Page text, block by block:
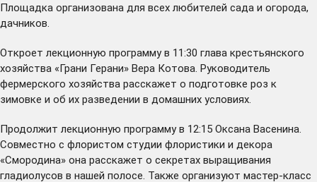
Площадка организована для всех любителей сада и огорода,
дачников.
Откроет лекционную программу в 11:30 глава крестьянского
хозяйства «Грани Герани» Вера Котова. Руководитель
фермерского хозяйства расскажет о подготовке роз к
зимовке и об их разведении в домашних условиях.
Продолжит лекционную программу в 12:15 Оксана Васенина.
Совместно с флористом студии флористики и декора
«Смородина» она расскажет о секретах выращивания
гладиолусов в нашей полосе. Также организуют мастер-класс